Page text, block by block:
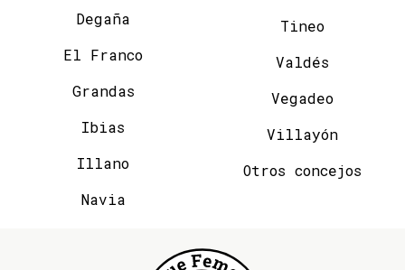
Degaña
El Franco
Grandas
Ibias
Illano
Navia
Tineo
Valdés
Vegadeo
Villayón
Otros concejos